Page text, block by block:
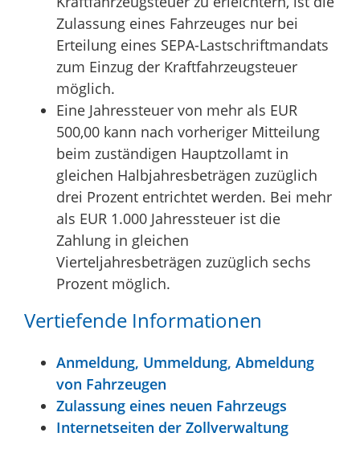
Zulassung eines Fahrzeuges nur bei
Erteilung eines SEPA-Lastschriftmandats
zum Einzug der Kraftfahrzeugsteuer
möglich.
Eine Jahressteuer von mehr als EUR
500,00 kann nach vorheriger Mitteilung
beim zuständigen Hauptzollamt in
gleichen Halbjahresbeträgen zuzüglich
drei Prozent entrichtet werden. Bei mehr
als EUR 1.000 Jahressteuer ist die
Zahlung in gleichen
Vierteljahresbeträgen zuzüglich sechs
Prozent möglich.
Vertiefende Informationen
Anmeldung, Ummeldung, Abmeldung
von Fahrzeugen
Zulassung eines neuen Fahrzeugs
Internetseiten der Zollverwaltung